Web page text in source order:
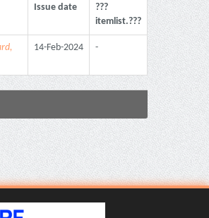
Issue date
???
itemlist.???
14-Feb-2024 -